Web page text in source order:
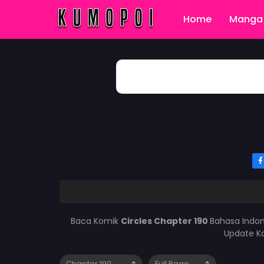
Home
Baca Komik Circles Chapter 190 Bahasa
Update